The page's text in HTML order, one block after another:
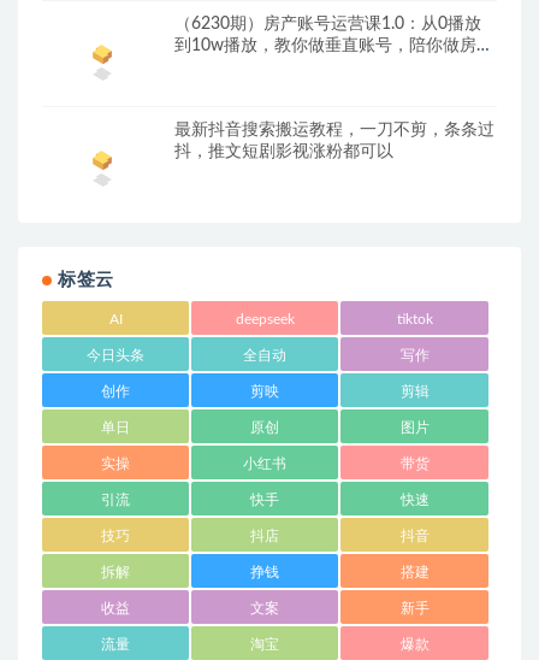
（6230期）房产账号运营课1.0：从0播放
到10w播放，教你做垂直账号，陪你做房产
最新抖音搜索搬运教程，一刀不剪，条条过
抖，推文短剧影视涨粉都可以
标签云
AI deepseek tiktok
今日头条 全自动 写作
创作 剪映 剪辑
单日 原创 图片
实操 小红书 带货
引流 快手 快速
技巧 抖店 抖音
拆解 挣钱 搭建
收益 文案 新手
流量 淘宝 爆款